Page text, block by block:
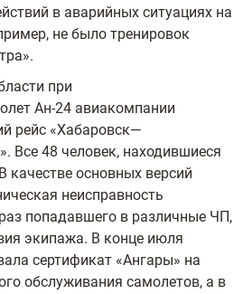
в аварийных ситуациях на
не было тренировок
при
Ан-24 авиакомпании
рейс «Хабаровск—
Все 48 человек, находившиеся
качестве основных версий
неисправность
попадавшего в различные ЧП,
экипажа. В конце июля
сертификат «Ангары» на
обслуживания самолетов, а в